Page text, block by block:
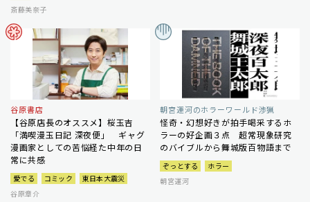
斎藤美奈子
谷原書店
【谷原店長のオススメ】桜玉吉
「満喫漫玉日記 深夜便」 ギャグ
漫画家としての苦悩経た中年の日
常に共感
愛でる コミック
東日本大震災
谷原章介
朝宮運河のホラーワールド渉猟
怪奇・幻想好きが拍手喝采するホ
ラーの好企画３点 超常現象研究
のバイブルから舞城版百物語まで
ぞっとする
ホラー
朝宮運河